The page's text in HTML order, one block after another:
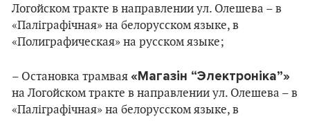
Логойском тракте в направлении ул. Олешева – в
«Паліграфічная» на белорусском языке, в
«Полиграфическая» на русском языке;
– Остановка трамвая «Магазін “Электроніка”»
на Логойском тракте в направлении ул. Олешева – в
«Паліграфічная» на белорусском языке, в